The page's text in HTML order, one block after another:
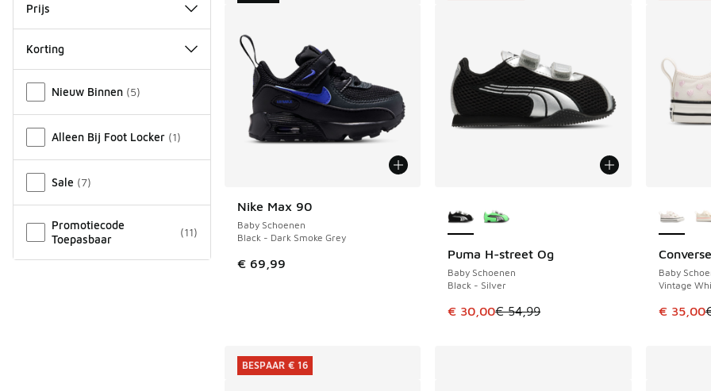
Prijs
Korting
Nieuw Binnen (5)
Alleen Bij Foot Locker (1)
Sale (7)
Promotiecode
Toepasbaar
(11)
Nike Max 90
Baby Schoenen
Black - Dark Smoke Grey
€ 69,99
NIEUW
Puma H-street Og
Baby Schoenen
Black - Silver
Dit artikel is in de uitverkoop. Dit artikel is in
€ 30,00€ 54,99
BESPAAR € 24
Baby
Vintage
Dit
€ 35,00
BESPAAR
BESPAAR € 16